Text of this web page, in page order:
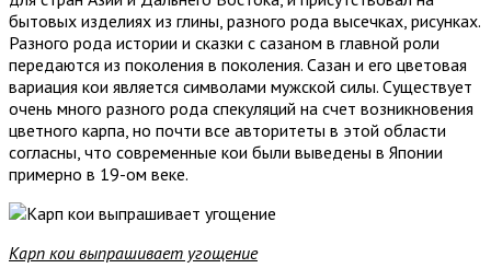
бытовых изделиях из глины, разного рода высечках, рисунках.
Разного рода истории и сказки с сазаном в главной роли
передаются из поколения в поколения. Сазан и его цветовая
вариация кои является символами мужской силы. Существует
очень много разного рода спекуляций на счет возникновения
цветного карпа, но почти все авторитеты в этой области
согласны, что современные кои были выведены в Японии
примерно в 19-ом веке.
Карп кои выпрашивает угощение